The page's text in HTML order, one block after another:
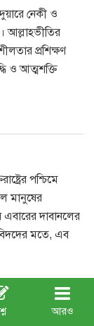
আরও
নেকী ও
আল্লাহভীতির
প্রশিক্ষণ
ও আত্মশক্তি
পশ্চিমে
মানুষের
দাবানলের
মতে, এব